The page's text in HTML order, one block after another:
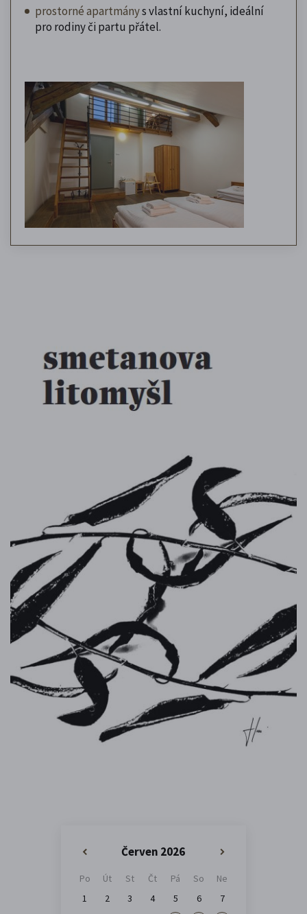
prostorné apartmánys vlastní kuchyní, ideální
pro rodiny či partu přátel.
Červen 2026
Po Út St Čt Pá So
Ne
1
2 3 4 5 6
7